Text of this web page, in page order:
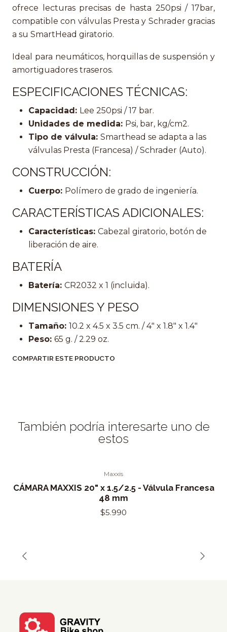
ofrece lecturas precisas de hasta 250psi / 17bar,
compatible con válvulas Presta y Schrader gracias
a su SmartHead giratorio.
Ideal para neumáticos, horquillas de suspensión y
amortiguadores traseros.
ESPECIFICACIONES TÉCNICAS:
Capacidad: Lee 250psi / 17 bar.
Unidades de medida: Psi, bar, kg/cm2.
Tipo de válvula: Smarthead se adapta a las
válvulas Presta (Francesa) / Schrader (Auto).
CONSTRUCCIÓN:
Cuerpo: Polímero de grado de ingeniería.
CARACTERÍSTICAS ADICIONALES:
Características: Cabezal giratorio, botón de
liberación de aire.
BATERÍA
Batería: CR2032 x 1 (incluida).
DIMENSIONES Y PESO
Tamaño: 10.2 x 4.5 x 3.5 cm. / 4" x 1.8" x 1.4"
Peso: 65 g. / 2.29 oz.
COMPARTIR ESTE PRODUCTO
También podría interesarte uno de
estos
Agotado
Maxxis
CÁMARA MAXXIS 20" x 1.5/2.5 - Válvula Francesa
48 mm
$5.990